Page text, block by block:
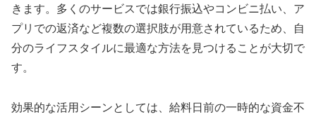
きます。多くのサービスでは銀行振込やコンビニ払い、ア
プリでの返済など複数の選択肢が用意されているため、自
分のライフスタイルに最適な方法を見つけることが大切で
す。
効果的な活用シーンとしては、給料日前の一時的な資金不